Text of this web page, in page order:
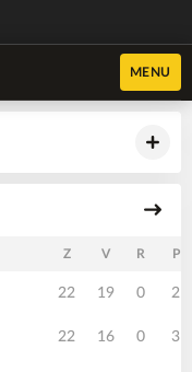
MENU
Z V R P
22 19 0 2
22 16 0 3